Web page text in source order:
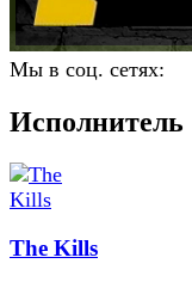
Мы в соц. сетях:
Исполнитель
The Kills